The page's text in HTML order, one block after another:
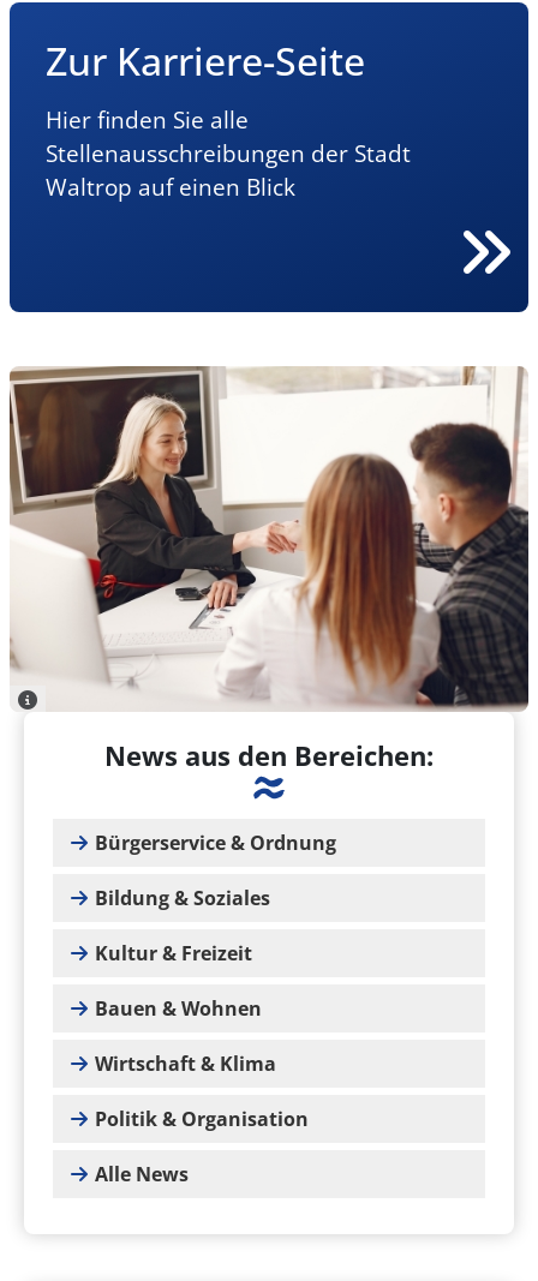
Zur Karriere-Seite
Hier finden Sie alle
Stellenausschreibungen der Stadt
Waltrop auf einen Blick
News aus den Bereichen:
Bürgerservice & Ordnung
Bildung & Soziales
Kultur & Freizeit
Bauen & Wohnen
Wirtschaft & Klima
Politik & Organisation
Alle News